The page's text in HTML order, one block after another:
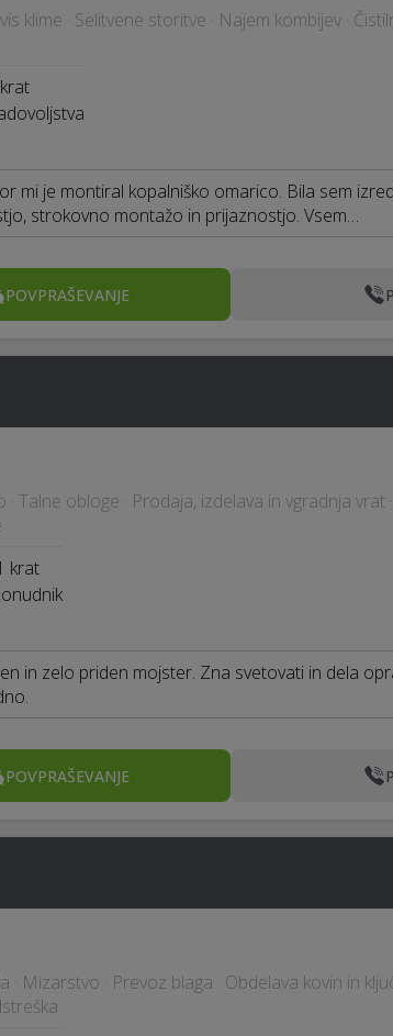
klime · Selitvene storitve · Najem kombijev ·
mi je montiral kopalniško omarico. Bila sem
strokovno montažo in prijaznostjo. Vsem…
POVPRAŠEVANJE
· Talne obloge · Prodaja, izdelava in vgradnja vrat
krat
in zelo priden mojster. Zna svetovati in dela
POVPRAŠEVANJE
· Mizarstvo · Prevoz blaga · Obdelava kovin in